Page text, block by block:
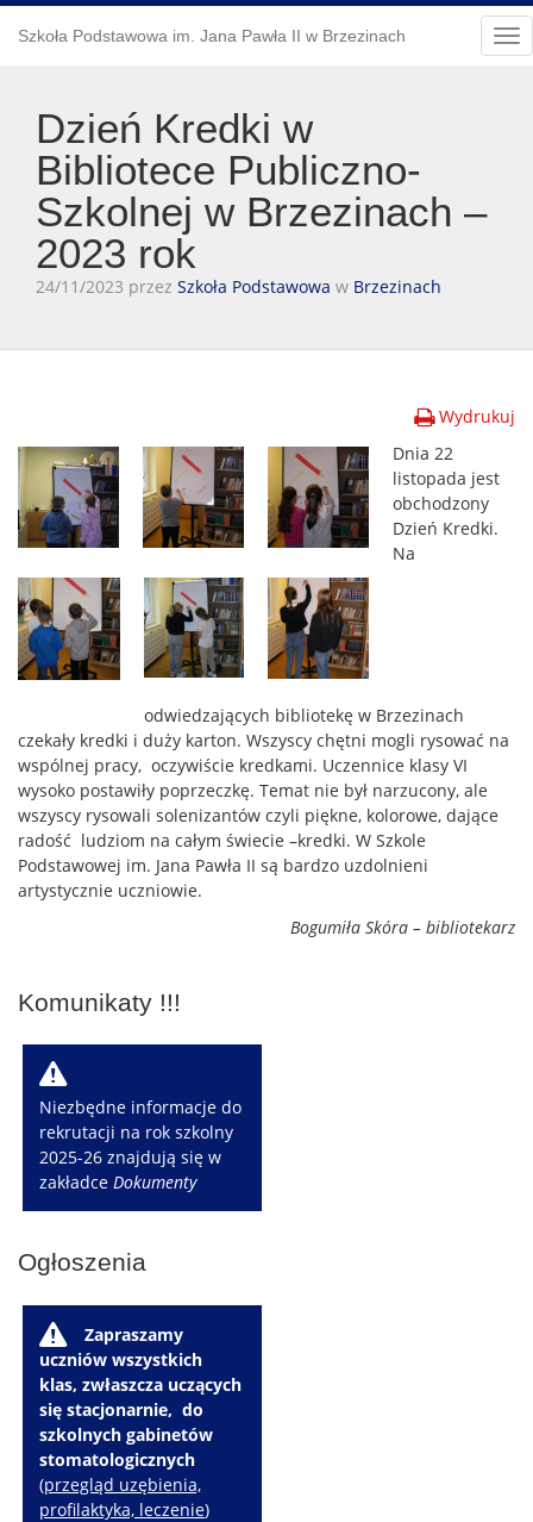
Szkoła Podstawowa im. Jana Pawła II w Brzezinach
Dzień Kredki w
Bibliotece Publiczno-
Szkolnej w Brzezinach –
2023 rok
24/11/2023 przez Szkoła Podstawowa w Brzezinach
Wydrukuj
Dnia 22
listopada jest
obchodzony
Dzień Kredki.
Na
odwiedzających bibliotekę w Brzezinach
czekały kredki i duży karton. Wszyscy chętni mogli rysować na
wspólnej pracy, oczywiście kredkami. Uczennice klasy VI
wysoko postawiły poprzeczkę. Temat nie był narzucony, ale
wszyscy rysowali solenizantów czyli piękne, kolorowe, dające
radość ludziom na całym świecie –kredki. W Szkole
Podstawowej im. Jana Pawła II są bardzo uzdolnieni
artystycznie uczniowie.
Bogumiła Skóra – bibliotekarz
Komunikaty !!!
W
Niezbędne informacje do
rekrutacji na rok szkolny
2025-26 znajdują się w
zakładceDokumenty
Ogłoszenia
W
Zapraszamy
uczniów wszystkich
klas, zwłaszcza uczących
się stacjonarnie, do
szkolnych gabinetów
stomatologicznych
(przegląd uzębienia,
profilaktyka, leczenie)